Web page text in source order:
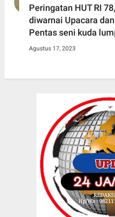
Peringatan HUT RI
diwarnai Upacara
Pentas seni kuda
Agustus 17, 2023